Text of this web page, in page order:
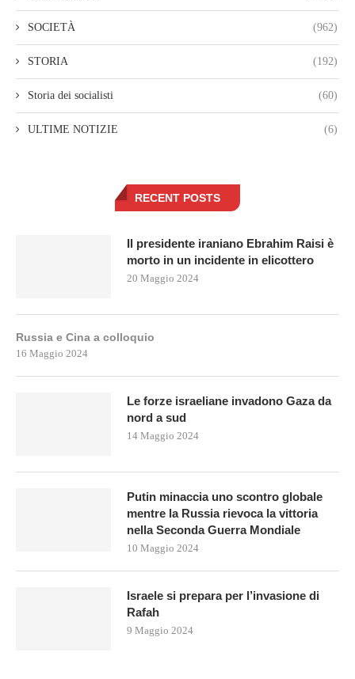
SOCIETÀ (962)
STORIA (192)
Storia dei socialisti (60)
ULTIME NOTIZIE (6)
RECENT POSTS
Il presidente iraniano Ebrahim Raisi è
morto in un incidente in elicottero
20 Maggio 2024
Russia e Cina a colloquio
16 Maggio 2024
Le forze israeliane invadono Gaza da
nord a sud
14 Maggio 2024
Putin minaccia uno scontro globale
mentre la Russia rievoca la vittoria
nella Seconda Guerra Mondiale
10 Maggio 2024
Israele si prepara per l’invasione di
Rafah
9 Maggio 2024